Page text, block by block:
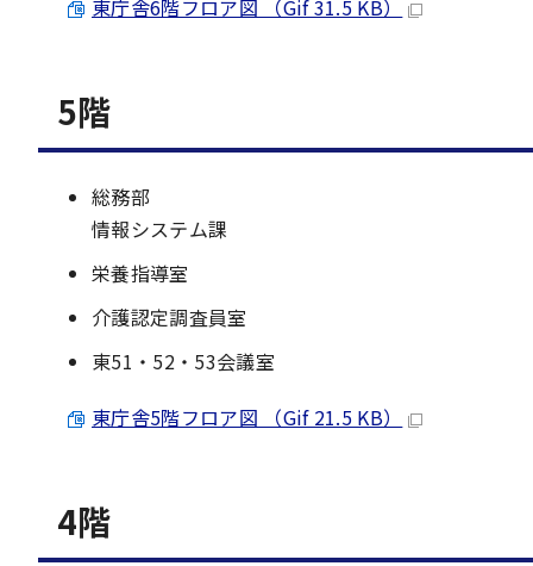
東庁舎6階フロア図 （Gif 31.5 KB）
5階
総務部
情報システム課
栄養指導室
介護認定調査員室
東51・52・53会議室
東庁舎5階フロア図 （Gif 21.5 KB）
4階